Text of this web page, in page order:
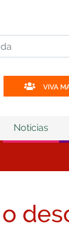
VIVA
Notícias